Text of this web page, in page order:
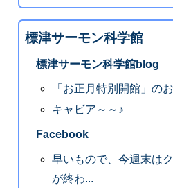
標津サーモン科学館
標津サーモン科学館blog
「お正月特別開館」の
キャビア～～♪
Facebook
早いもので、今週末は
が終わ...